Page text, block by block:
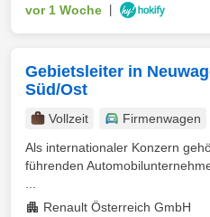
vor 1 Woche
Gebietsleiter in
Süd/Ost
Vollzeit
Firmenwagen
Als internationaler Konzern
führenden
Renault Österreich GmbH